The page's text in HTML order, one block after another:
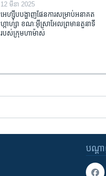
12 មីនា 2025
អេហ្ស៊ីប​បង្ហាញ​ផែនការ​សម្រាប់​អនាគត​
ហ្កាហ្សា ខណៈ​អ៊ីស្រាអែល​ព្រមាន​តួនាទី​
របស់​ក្រុម​ហាម៉ាស់
បណ្ត